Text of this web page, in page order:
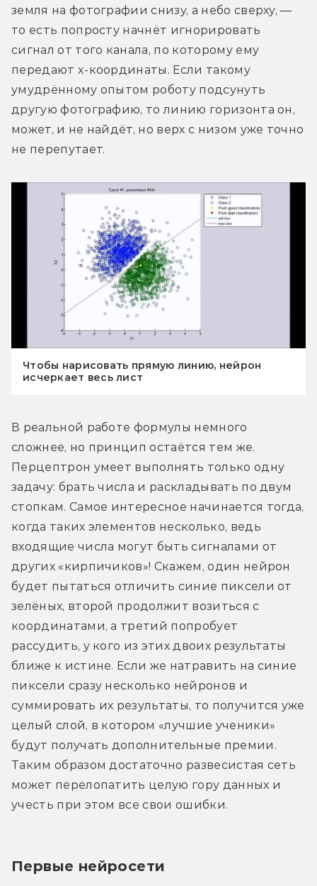
земля на фотографии снизу, а небо сверху, —
то есть попросту начнёт игнорировать
сигнал от того канала, по которому ему
передают x-координаты. Если такому
умудрённому опытом роботу подсунуть
другую фотографию, то линию горизонта он,
может, и не найдёт, но верх с низом уже точно
не перепутает.
Чтобы нарисовать прямую линию, нейрон
исчеркает весь лист
В реальной работе формулы немного
сложнее, но принцип остаётся тем же.
Перцептрон умеет выполнять только одну
задачу: брать числа и раскладывать по двум
стопкам. Самое интересное начинается тогда,
когда таких элементов несколько, ведь
входящие числа могут быть сигналами от
других «кирпичиков»! Скажем, один нейрон
будет пытаться отличить синие пиксели от
зелёных, второй продолжит возиться с
координатами, а третий попробует
рассудить, у кого из этих двоих результаты
ближе к истине. Если же натравить на синие
пиксели сразу несколько нейронов и
суммировать их результаты, то получится уже
целый слой, в котором «лучшие ученики»
будут получать дополнительные премии.
Таким образом достаточно развесистая сеть
может перелопатить целую гору данных и
учесть при этом все свои ошибки.
Первые нейросети